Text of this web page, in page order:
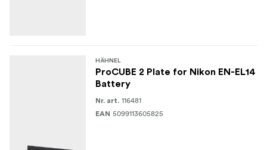
HÄHNEL
ProCUBE 2 Plate for Nikon EN-EL14
Battery
Nr. art. 116481
EAN 5099113605825